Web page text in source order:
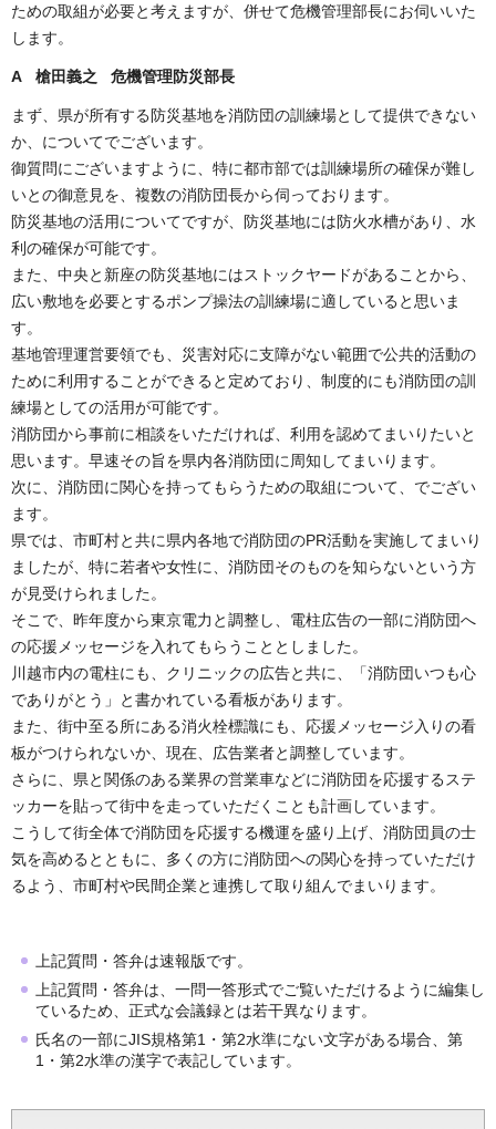
ための取組が必要と考えますが、併せて危機管理部長にお伺いいた
します。
A 槍田義之 危機管理防災部長
まず、県が所有する防災基地を消防団の訓練場として提供できない
か、についてでございます。
御質問にございますように、特に都市部では訓練場所の確保が難し
いとの御意見を、複数の消防団長から伺っております。
防災基地の活用についてですが、防災基地には防火水槽があり、水
利の確保が可能です。
また、中央と新座の防災基地にはストックヤードがあることから、
広い敷地を必要とするポンプ操法の訓練場に適していると思いま
す。
基地管理運営要領でも、災害対応に支障がない範囲で公共的活動の
ために利用することができると定めており、制度的にも消防団の訓
練場としての活用が可能です。
消防団から事前に相談をいただければ、利用を認めてまいりたいと
思います。早速その旨を県内各消防団に周知してまいります。
次に、消防団に関心を持ってもらうための取組について、でござい
ます。
県では、市町村と共に県内各地で消防団のPR活動を実施してまいり
ましたが、特に若者や女性に、消防団そのものを知らないという方
が見受けられました。
そこで、昨年度から東京電力と調整し、電柱広告の一部に消防団へ
の応援メッセージを入れてもらうこととしました。
川越市内の電柱にも、クリニックの広告と共に、「消防団いつも心
でありがとう」と書かれている看板があります。
また、街中至る所にある消火栓標識にも、応援メッセージ入りの看
板がつけられないか、現在、広告業者と調整しています。
さらに、県と関係のある業界の営業車などに消防団を応援するステ
ッカーを貼って街中を走っていただくことも計画しています。
こうして街全体で消防団を応援する機運を盛り上げ、消防団員の士
気を高めるとともに、多くの方に消防団への関心を持っていただけ
るよう、市町村や民間企業と連携して取り組んでまいります。
上記質問・答弁は速報版です。
上記質問・答弁は、一問一答形式でご覧いただけるように編集し
ているため、正式な会議録とは若干異なります。
氏名の一部にJIS規格第1・第2水準にない文字がある場合、第
1・第2水準の漢字で表記しています。